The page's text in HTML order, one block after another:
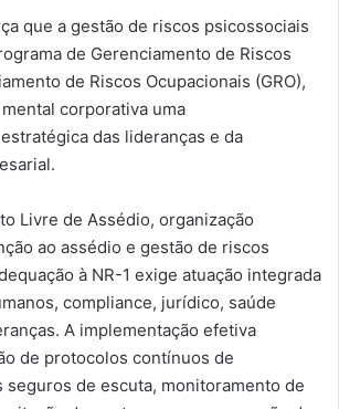
que a gestão de riscos psicossociais
de Gerenciamento de Riscos
de Riscos Ocupacionais (GRO),
corporativa uma
das lideranças e da
Livre de Assédio, organização
ao assédio e gestão de riscos
à NR-1 exige atuação integrada
compliance, jurídico, saúde
A implementação efetiva
de protocolos contínuos de
seguros de escuta, monitoramento de